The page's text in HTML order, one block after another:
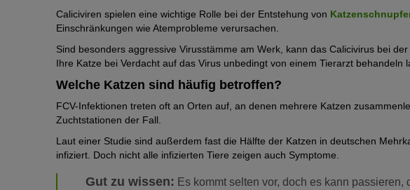
Caliciviren spielen eine wichtige Rolle bei der Entstehung von
Einschränkungen wie Atemprobleme verursachen.
Sind besonders aggressive Virusstämme am Werk, kann das Calicivirus bei
Ihre Katze bei Verdacht auf das Virus unbedingt von einem Tierarzt behandeln
Welche Katzen sind häufig betroffen?
FCV-Infektionen treten oft an Orten auf, an denen mehrere Katzen
Zuchtstationen der Fall.
Laut einer Studie sind außerdem fast die Hälfte der Katzen in deutschen
infiziert. Doch nicht alle infizierten Tiere zeigen auch Symptome.
Gut zu wissen: Es kommt selten vor, doch es kann